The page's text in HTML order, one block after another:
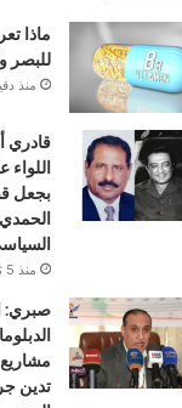
ماذا
للبصر
منذ
قادري
بجعل
منذ 5 ثواني
صبري:
مشاريع
تدين